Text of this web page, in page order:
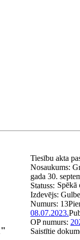
Tiesību akta
Nosaukums:
gada 30.
Statuss: Spēkā
Izdevējs:
Numurs: 13
08.07.2023.
OP numurs:
Saistītie